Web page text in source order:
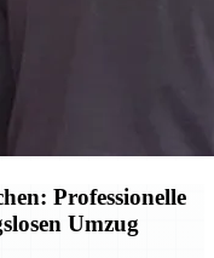
Professionelle
Umzug